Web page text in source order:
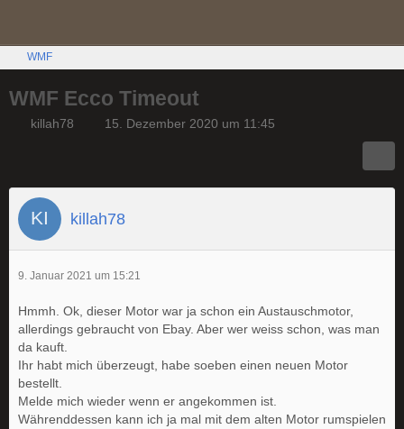
WMF
WMF Ecco Timeout
killah78 15. Dezember 2020 um 11:45
killah78
9. Januar 2021 um 15:21
Hmmh. Ok, dieser Motor war ja schon ein Austauschmotor,
allerdings gebraucht von Ebay. Aber wer weiss schon, was man
da kauft.
Ihr habt mich überzeugt, habe soeben einen neuen Motor
bestellt.
Melde mich wieder wenn er angekommen ist.
Währenddessen kann ich ja mal mit dem alten Motor rumspielen